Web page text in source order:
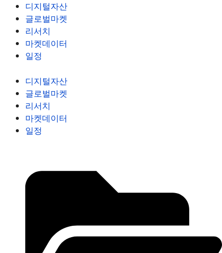
디지털자산
글로벌마켓
리서치
마켓데이터
일정
디지털자산
글로벌마켓
리서치
마켓데이터
일정